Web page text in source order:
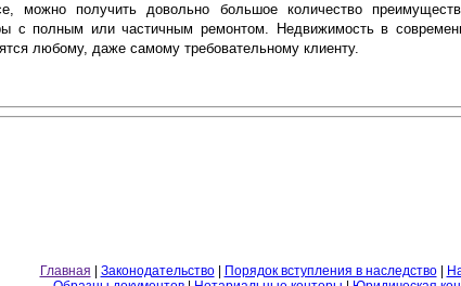
можно получить довольно большое количество
с полным или частичным ремонтом. Недвижимость в
любому, даже самому требовательному клиенту.
Главная Законодательство| Порядок вступления в наследство|